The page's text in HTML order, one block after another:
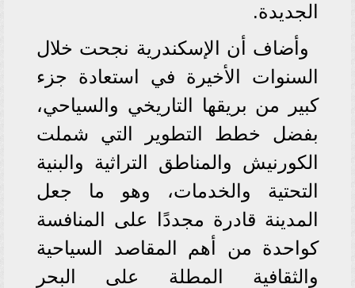
الجديدة.
وأضاف أن الإسكندرية نجحت خلال
السنوات الأخيرة في استعادة جزء
كبير من بريقها التاريخي والسياحي،
بفضل خطط التطوير التي شملت
الكورنيش والمناطق التراثية والبنية
التحتية والخدمات، وهو ما جعل
المدينة قادرة مجددًا على المنافسة
كواحدة من أهم المقاصد السياحية
والثقافية المطلة على البحر